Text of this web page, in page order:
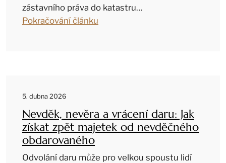
zástavního práva do katastru…
Pokračování článku
5. dubna 2026
Nevděk, nevěra a vrácení daru: Jak
získat zpět majetek od nevděčného
obdarovaného
Odvolání daru může pro velkou spoustu lidí